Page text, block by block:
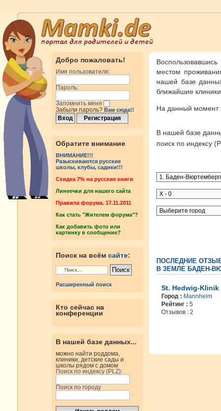
Добро пожаловать!
Имя пользователя:
Пароль:
Запомнить меня
Забыли пароль? Вам сюда!!
Обратите внимание
ВНИМАНИЕ!!!
Разыскиваются русские
школы, клубы, садики!!!
Cкидка 7% на русские книги
Линеечки для нашего сайта
Правила форума. 17.11.2011
Как стать "Жителем форума"?
Как добавить фото или
картинку в сообщение?
Поиск на всём сайте:
Расширенный поиск
Кто сейчас на
конференции
В нашей базе данных...
можно найти роддома,
клиники, детские сады и
школы рядом с домом
Поиск по индексу (PLZ):
Поиск по городу
местом
нашей базе
ближайшие
На данный
В нашей базе
поиск по индексу
ПОСЛЕДНИЕ
В ЗЕМЛЕ БАДЕН-
St. Hedwig-Klinik
Город : Mannheim
Рейтинг : 5
Отзывов : 2